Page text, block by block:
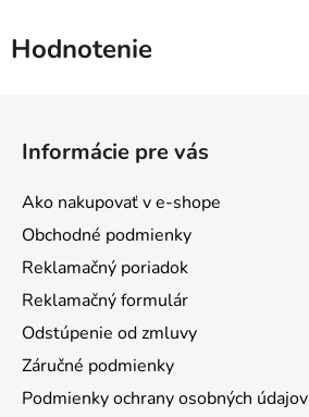
Hodnotenie
Informácie pre vás
Ako nakupovať v e-shope
Obchodné podmienky
Reklamačný poriadok
Reklamačný formulár
Odstúpenie od zmluvy
Záručné podmienky
Podmienky ochrany osobných údajov